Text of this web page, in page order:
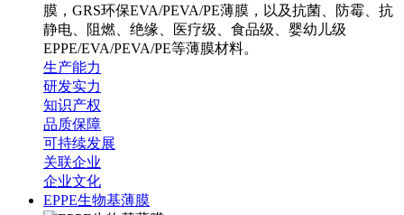
膜，GRS环保EVA/PEVA/PE薄膜，以及抗菌、防霉、抗
静电、阻燃、绝缘、医疗级、食品级、婴幼儿级
EPPE/EVA/PEVA/PE等薄膜材料。
生产能力
研发实力
知识产权
品质保障
可持续发展
关联企业
企业文化
EPPE生物基薄膜